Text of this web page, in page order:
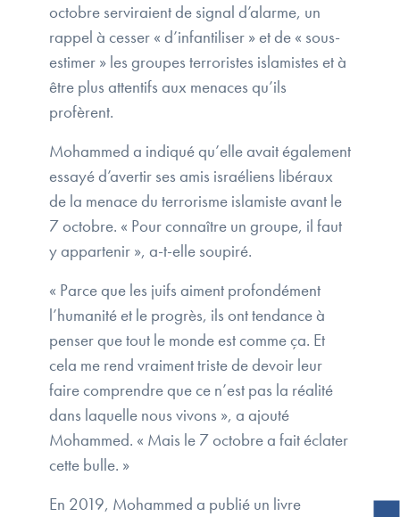
octobre serviraient de signal d’alarme, un
rappel à cesser « d’infantiliser » et de « sous-
estimer » les groupes terroristes islamistes et à
être plus attentifs aux menaces qu’ils
profèrent.
Mohammed a indiqué qu’elle avait également
essayé d’avertir ses amis israéliens libéraux
de la menace du terrorisme islamiste avant le
7 octobre. « Pour connaître un groupe, il faut
y appartenir », a-t-elle soupiré.
« Parce que les juifs aiment profondément
l’humanité et le progrès, ils ont tendance à
penser que tout le monde est comme ça. Et
cela me rend vraiment triste de devoir leur
faire comprendre que ce n’est pas la réalité
dans laquelle nous vivons », a ajouté
Mohammed. « Mais le 7 octobre a fait éclater
cette bulle. »
En 2019, Mohammed a publié un livre